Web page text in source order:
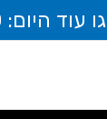
392-3350